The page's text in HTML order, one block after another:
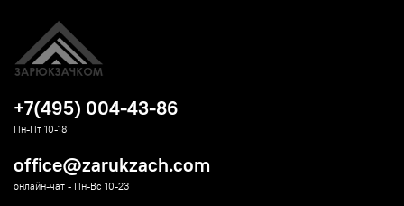
+7(495) 004-43-86
Пн-Пт 10-18
office@zarukzach.com
онлайн-чат - Пн-Вс 10-23